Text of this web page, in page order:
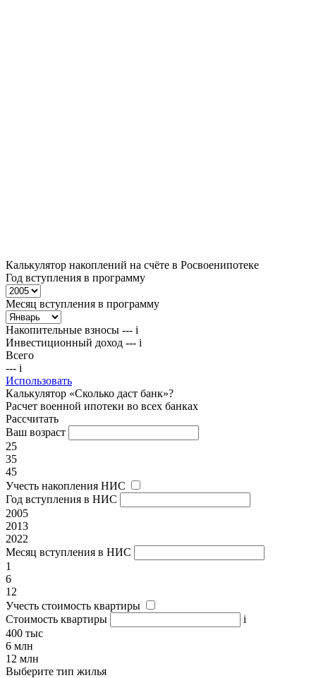
Калькулятор накоплений на счёте в Росвоенипотеке
Год вступления в программу
Месяц вступления в программу
Накопительные взносы --- i
Инвестиционный доход --- i
Всего
--- i
Использовать
Калькулятор «Сколько даст банк»?
Расчет военной ипотеки во всех банках
Рассчитать
Ваш возраст
25
35
45
Учесть накопления НИС
Год вступления в НИС
2005
2013
2022
Месяц вступления в НИС
1
6
12
Учесть стоимость квартиры
Стоимость квартиры
i
400 тыс
6 млн
12 млн
Выберите тип жилья